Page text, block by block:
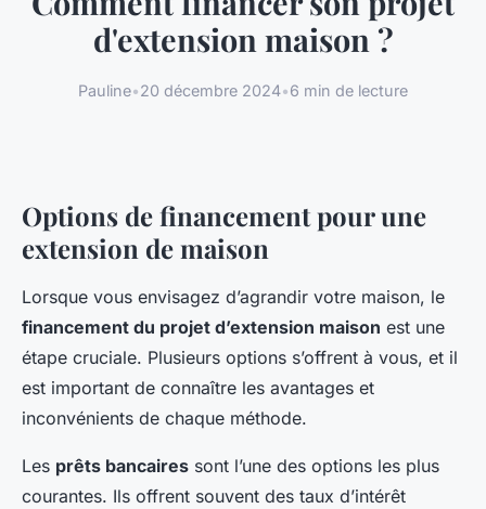
d'extension maison ?
Pauline•20 décembre 2024•6 min de lecture
Options de financement pour une
extension de maison
Lorsque vous envisagez d’agrandir votre maison, le
financement du projet d’extension maison est une
étape cruciale. Plusieurs options s’offrent à vous, et il
est important de connaître les avantages et
inconvénients de chaque méthode.
Les prêts bancaires sont l’une des options les plus
courantes. Ils offrent souvent des taux d’intérêt